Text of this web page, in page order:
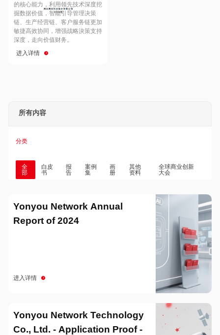
Hong Kong
的核心能力，利用领先技术深度挖
掘数据价值，智能引导管理决策
链、生产经营链、客户服务链更加
敏捷高效协同，增强战略決策支持
深度，走向价值财务。
进入详情
所有内容
分类
全
部
白皮
书
报
告
案例
集
画
册
其他
资料
全球商业创新
大会
Yonyou Network Annual
Report of 2024
进入详情
Yonyou Network Technology
Co., Ltd. - Application Proof -